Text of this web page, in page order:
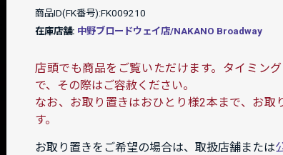
商品ID(FK番号):FK009210
在庫店舗: 中野ブロードウェイ店/NAKANO Broadway
店頭でも商品をご覧いただけます。タイミン
で、その際はご容赦ください。
なお、お取り置きはおひとり様2本まで、お
す。
お取り置きをご希望の場合は、取扱店舗または